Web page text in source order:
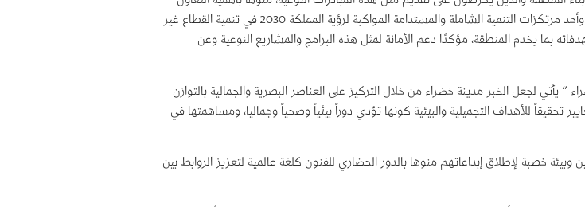
بين القطاعين الحكومي والخاص في مثل هذه المشاريع التي تُعد ثمرة من ثمار برامج المسؤولية المجتمعية، وأحد مرتكزات التنمية الشاملة والمستدامة المواكبة لرؤية المملكة 2030 في تنمية القطاع غير
بما يخدم المنطقة، مؤكدًا دعم الأمانة لمثل هذه البرامج والمشاريع النوعية وعن
لجعل الخبر مدينة خضراء من خلال التركيز على العناصر البصرية والجمالية بالتوازن
تحقيقاً للأهداف التجميلية والبيئية كونها تؤدي دوراً بيئياً وصحياً وجماليا، ومساهمتها في
خصبة لإطلاق إبداعاتهم منوها بالدور الحضاري للفنون كلغة عالمية لتعزيز الروابط بين